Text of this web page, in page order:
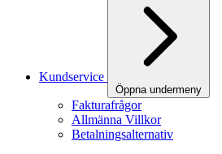
Kundservice
Öppna undermeny
Fakturafrågor
Allmänna Villkor
Betalningsalternativ